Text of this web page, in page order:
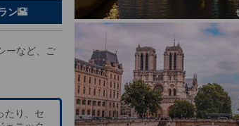
ン🌇
ーなど、ご
たり、セ